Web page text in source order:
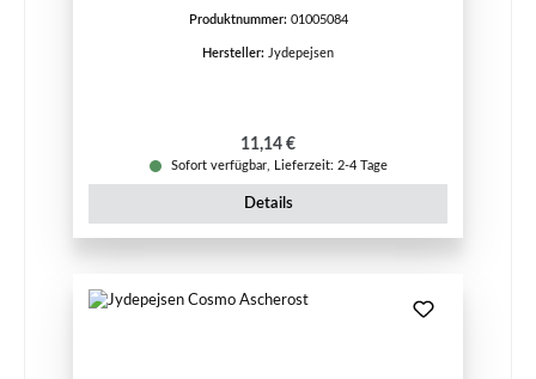
Produktnummer: 01005084
Hersteller: Jydepejsen
Regulärer Preis:
11,14 €
Sofort verfügbar, Lieferzeit: 2-4 Tage
Details